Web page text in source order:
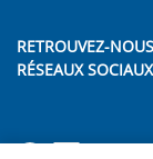
RETROUVEZ-
RÉSEAUX SOCIAUX